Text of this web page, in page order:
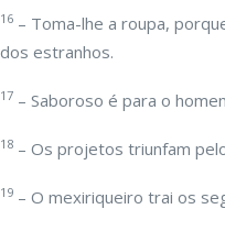
16 – Toma-lhe a roupa,
dos estranhos.
17 – Saboroso é para o
18 – Os projetos triunfam
19 – O mexiriqueiro trai os